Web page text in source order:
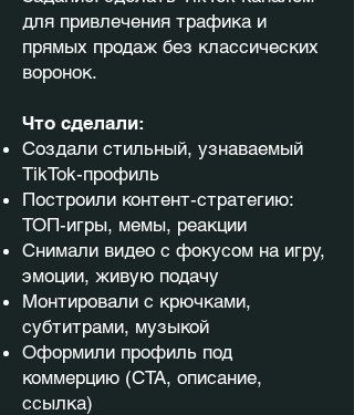
для привлечения трафика и
прямых продаж без классических
воронок.
Что сделали:
Создали стильный, узнаваемый
TikTok-профиль
Построили контент-стратегию:
ТОП-игры, мемы, реакции
Снимали видео с фокусом на игру,
эмоции, живую подачу
Монтировали с крючками,
субтитрами, музыкой
Оформили профиль под
коммерцию (CTA, описание,
ссылка)